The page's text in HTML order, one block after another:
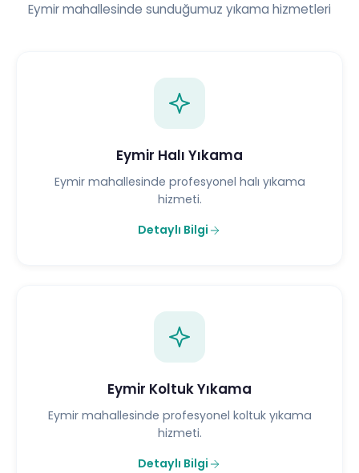
Eymir mahallesinde sunduğumuz yıkama hizmetleri
Eymir Halı Yıkama
Eymir mahallesinde profesyonel halı yıkama
hizmeti.
Detaylı Bilgi
Eymir Koltuk Yıkama
Eymir mahallesinde profesyonel koltuk yıkama
hizmeti.
Detaylı Bilgi